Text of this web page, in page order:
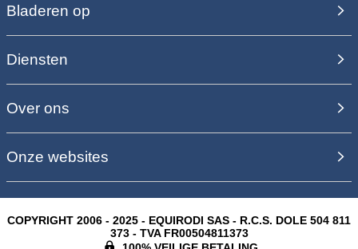
Bladeren op
Diensten
Over ons
Onze websites
COPYRIGHT 2006 - 2025 - EQUIRODI SAS - R.C.S. DOLE 504 811
373 - TVA FR00504811373